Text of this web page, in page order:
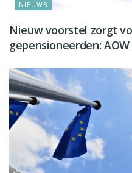
NIEUWS
Nieuw voorstel zorgt
gepensioneerden: